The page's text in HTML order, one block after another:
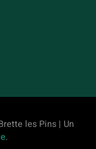
les Pins | Un
.